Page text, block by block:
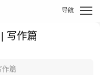
写作篇
作篇